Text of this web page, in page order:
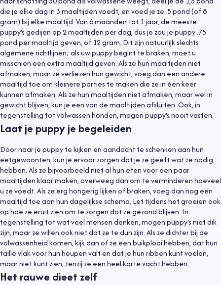
die je elke dag in 3 maaltijden voedt, en voed je ze. 5 pond (of 8
gram) bij elke maaltijd. Van 6 maanden tot 1 jaar, de meeste
puppy's gedijen op 2 maaltijden per dag, dus je zou je puppy .75
pond per maaltijd geven, of 12 gram. Dit zijn natuurlijk slechts
algemene richtlijnen; als uw puppy begint te braken, moet u
misschien een extra maaltijd geven. Als ze hun maaltijden niet
afmaken, maar ze verliezen hun gewicht, voeg dan een andere
maaltijd toe om kleinere porties te maken die ze in één keer
kunnen afmaken. Als ze hun maaltijden niet afmaken, maar wel in
gewicht blijven, kun je een van de maaltijden afsluiten. Ook, in
tegenstelling tot volwassen honden, mogen puppy's nooit vasten.
Laat je puppy je begeleiden
Door naar je puppy te kijken en aandacht te schenken aan hun
eetgewoonten, kun je ervoor zorgen dat je ze geeft wat ze nodig
hebben. Als ze bijvoorbeeld niet al hun eten voor een paar
maaltijden klaar maken, overweeg dan om te verminderen hoeveel
u ze voedt. Als ze erg hongerig lijken of braken, voeg dan nog een
maaltijd toe aan hun dagelijkse schema. Let tijdens het groeien ook
op hoe ze eruit zien om te zorgen dat ze gezond blijven. In
tegenstelling tot wat veel mensen denken, mogen puppy's niet dik
zijn, maar ze willen ook niet dat ze te dun zijn. Als ze dichter bij de
volwassenheid komen, kijk dan of ze een buikplooi hebben, dat hun
taille vlak voor hun heupen valt en dat je hun ribben kunt voelen,
maar niet kunt zien, tenzij ze een heel korte vacht hebben.
Het rauwe dieet zelf